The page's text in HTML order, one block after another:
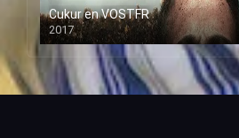
Cukur en VOSTFR
2017